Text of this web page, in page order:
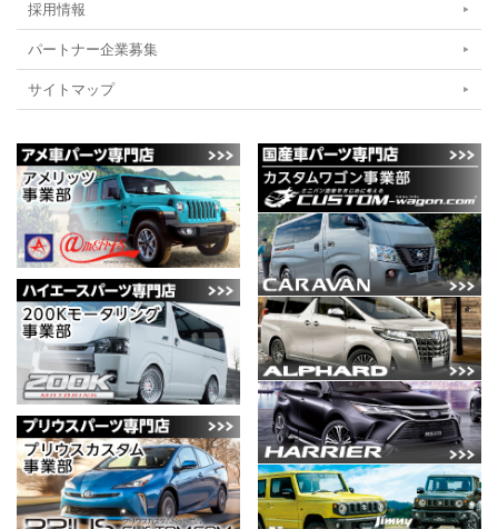
採用情報
パートナー企業募集
サイトマップ